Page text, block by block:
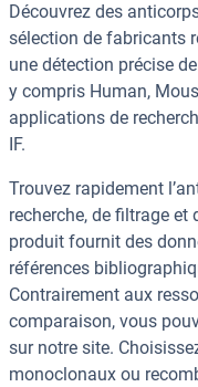
Découvrez des
sélection de fabricants
une détection précise
y compris Human,
applications de
IF.
Trouvez rapidement
recherche, de filtrage
produit fournit des
références
Contrairement aux
comparaison, vous
sur notre site.
monoclonaux ou